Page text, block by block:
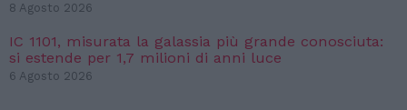
8 Agosto 2026
IC 1101, misurata la galassia più grande conosciuta:
si estende per 1,7 milioni di anni luce
6 Agosto 2026